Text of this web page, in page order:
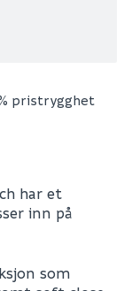
pristrygghet
har et
inn på
som